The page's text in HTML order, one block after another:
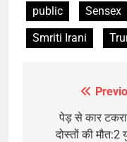
public
Sensex
Smriti Irani
navigation
पेड़ से कार
दोस्तों की मौत:2